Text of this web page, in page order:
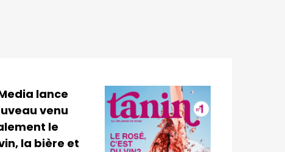
lance
venu
le
la bière et